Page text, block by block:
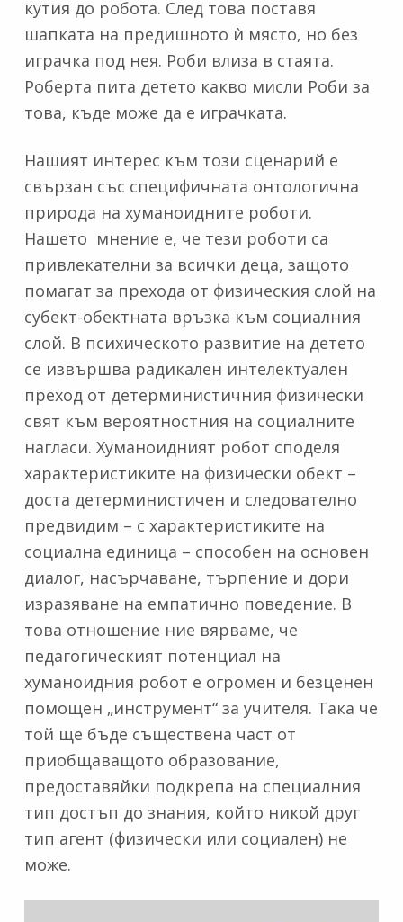
кутия до робота. След това поставя
шапката на предишното ѝ място, но без
играчка под нея. Роби влиза в стаята.
Роберта пита детето какво мисли Роби за
това, къде може да е играчката.
Нашият интерес към този сценарий е
свързан със специфичната онтологична
природа на хуманоидните роботи.
Нашето мнение е, че тези роботи са
привлекателни за всички деца, защото
помагат за прехода от физическия слой на
субект-обектната връзка към социалния
слой. В психическото развитие на детето
се извършва радикален интелектуален
преход от детерминистичния физически
свят към вероятностния на социалните
нагласи. Хуманоидният робот споделя
характеристиките на физически обект –
доста детерминистичен и следователно
предвидим – с характеристиките на
социална единица – способен на основен
диалог, насърчаване, търпение и дори
изразяване на емпатично поведение. В
това отношение ние вярваме, че
педагогическият потенциал на
хуманоидния робот е огромен и безценен
помощен „инструмент“ за учителя. Така че
той ще бъде съществена част от
приобщаващото образование,
предоставяйки подкрепа на специалния
тип достъп до знания, който никой друг
тип агент (физически или социален) не
може.